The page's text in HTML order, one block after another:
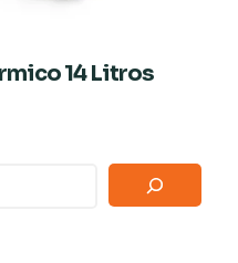
14 Litros